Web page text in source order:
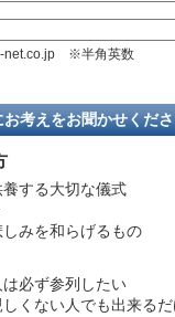
net.co.jp ※半角英数
考えをお聞かせくだ
養する大切な儀
しみを和らげるも
は必ず参列した
しくない人でも出来